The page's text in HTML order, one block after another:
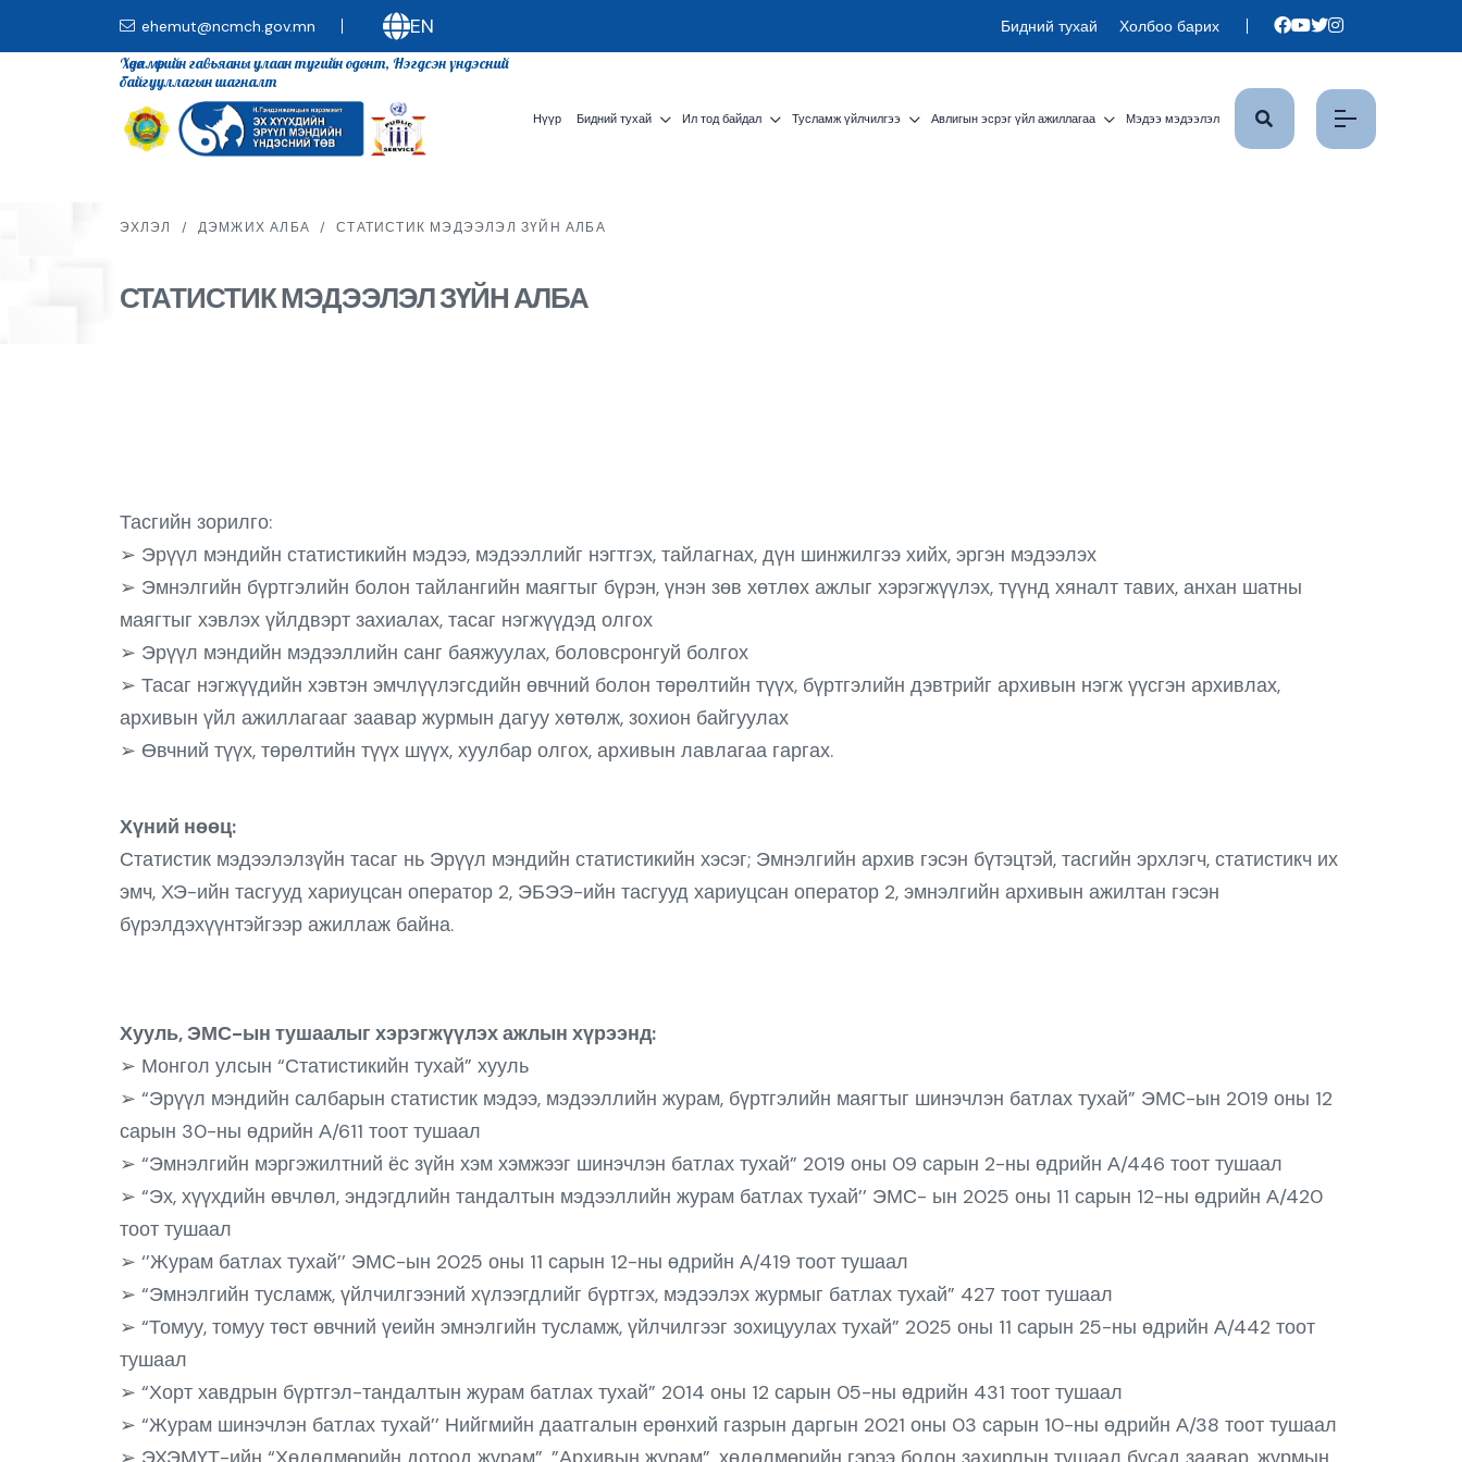
ehemut@ncmch.gov.mn EN Бидний тухай
Холбоо барих
Хөдөлмөрийн гавьяаны улаан тугийн одонт, Нэгдсэн үндэсний
байгууллагын шагналт
Нүүр Бидний тухай Ил тод байдал Тусламж үйлчилгээ Авлигын эсрэг үйл ажиллагаа Мэдээ мэдээлэл
ЭХЛЭЛ / ДЭМЖИХ АЛБА / СТАТИСТИК МЭДЭЭЛЭЛ ЗҮЙН АЛБА
СТАТИСТИК МЭДЭЭЛЭЛ ЗҮЙН АЛБА
Тасгийн зорилго:
➢ Эрүүл мэндийн статистикийн мэдээ, мэдээллийг нэгтгэх, тайлагнах, дүн шинжилгээ хийх, эргэн мэдээлэх
➢ Эмнэлгийн бүртгэлийн болон тайлангийн маягтыг бүрэн, үнэн зөв хөтлөх ажлыг хэрэгжүүлэх, түүнд хяналт тавих, анхан шатны
маягтыг хэвлэх үйлдвэрт захиалах, тасаг нэгжүүдэд олгох
➢ Эрүүл мэндийн мэдээллийн санг баяжуулах, боловсронгуй болгох
➢ Тасаг нэгжүүдийн хэвтэн эмчлүүлэгсдийн өвчний болон төрөлтийн түүх, бүртгэлийн дэвтрийг архивын нэгж үүсгэн архивлах,
архивын үйл ажиллагааг заавар журмын дагуу хөтөлж, зохион байгуулах
➢ Өвчний түүх, төрөлтийн түүх шүүх, хуулбар олгох, архивын лавлагаа гаргах.
Хүний нөөц:
Статистик мэдээлэлзүйн тасаг нь Эрүүл мэндийн статистикийн хэсэг; Эмнэлгийн архив гэсэн бүтэцтэй, тасгийн эрхлэгч, статистикч их
эмч, ХЭ-ийн тасгууд хариуцсан оператор 2, ЭБЭЭ-ийн тасгууд хариуцсан оператор 2, эмнэлгийн архивын ажилтан гэсэн
бүрэлдэхүүнтэйгээр ажиллаж байна.
Хууль, ЭМС-ын тушаалыг хэрэгжүүлэх ажлын хүрээнд:
➢ Монгол улсын “Статистикийн тухай” хууль
➢ “Эрүүл мэндийн салбарын статистик мэдээ, мэдээллийн журам, бүртгэлийн маягтыг шинэчлэн батлах тухай” ЭМС-ын 2019 оны 12
сарын 30-ны өдрийн А/611 тоот тушаал
➢ “Эмнэлгийн мэргэжилтний ёс зүйн хэм хэмжээг шинэчлэн батлах тухай” 2019 оны 09 сарын 2-ны өдрийн А/446 тоот тушаал
➢ “Эх, хүүхдийн өвчлөл, эндэгдлийн тандалтын мэдээллийн журам батлах тухай’’ ЭМС- ын 2025 оны 11 сарын 12-ны өдрийн А/420
тоот тушаал
➢ ‘’Журам батлах тухай’’ ЭМС-ын 2025 оны 11 сарын 12-ны өдрийн А/419 тоот тушаал
➢ “Эмнэлгийн тусламж, үйлчилгээний хүлээгдлийг бүртгэх, мэдээлэх журмыг батлах тухай” 427 тоот тушаал
➢ “Томуу, томуу төст өвчний үеийн эмнэлгийн тусламж, үйлчилгээг зохицуулах тухай” 2025 оны 11 сарын 25-ны өдрийн А/442 тоот
тушаал
➢ “Хорт хавдрын бүртгэл-тандалтын журам батлах тухай” 2014 оны 12 сарын 05-ны өдрийн 431 тоот тушаал
➢ “Журам шинэчлэн батлах тухай’’ Нийгмийн даатгалын ерөнхий газрын даргын 2021 оны 03 сарын 10-ны өдрийн А/38 тоот тушаал